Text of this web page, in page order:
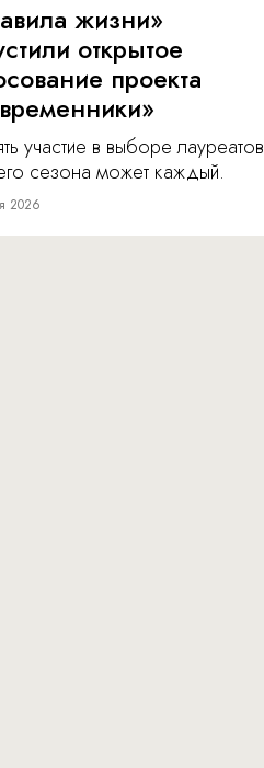
жизни»
открытое
проекта
участие в выборе лауреатов
сезона может каждый.
2026